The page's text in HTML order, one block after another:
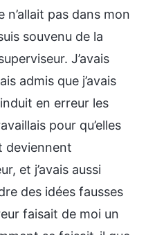
pas dans mon
souvenu de la
J’avais
admis que j’avais
en erreur les
pour qu’elles
deviennent
et j’avais aussi
des idées fausses
faisait de moi un